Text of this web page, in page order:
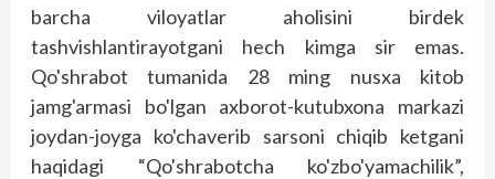
barcha viloyatlar aholisini birdek
tashvishlantirayotgani hech kimga sir emas.
Qo'shrabot tumanida 28 ming nusxa kitob
jamg'armasi bo'lgan axborot-kutubxona markazi
joydan-joyga ko'chaverib sarsoni chiqib ketgani
haqidagi “Qo'shrabotcha ko'zbo'yamachilik”,